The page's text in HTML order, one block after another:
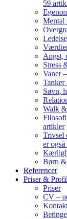
59
Mental
Angst,
Stress
Vaner
Tanker
Søvn,
Walk
artikler
Trivsel
er
Børn &
Referencer
Priser & Profil
Priser
CV –